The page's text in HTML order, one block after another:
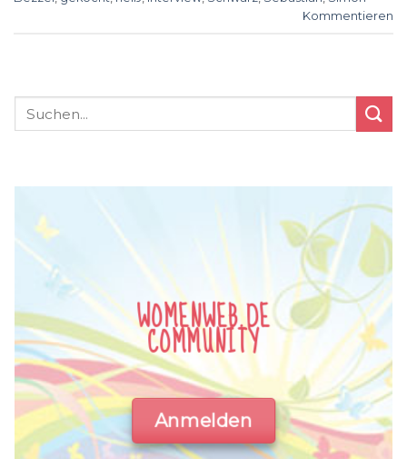
Kommentieren
WOMENWEB.DE
COMMUNITY
Anmelden